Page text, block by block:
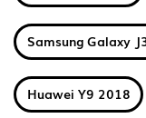
Samsung Galaxy
Huawei Y9 2018